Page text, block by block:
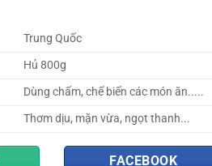
Trung Quốc
Hủ 800g
Dùng chấm, chế biến các món ăn.....
Thơm dịu, mặn vừa, ngọt thanh...
FACEBOOK